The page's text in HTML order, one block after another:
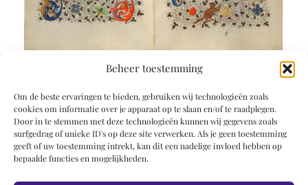
Beheer toestemming
Om de beste ervaringen te bieden, gebruiken wij technologieën zoals
cookies om informatie over je apparaat op te slaan en/of te raadplegen.
Door in te stemmen met deze technologieën kunnen wij gegevens zoals
surfgedrag of unieke ID's op deze site verwerken. Als je geen toestemming
geeft of uw toestemming intrekt, kan dit een nadelige invloed hebben op
bepaalde functies en mogelijkheden.
© 2019 Roel Wiechers | Powered byROCK Design